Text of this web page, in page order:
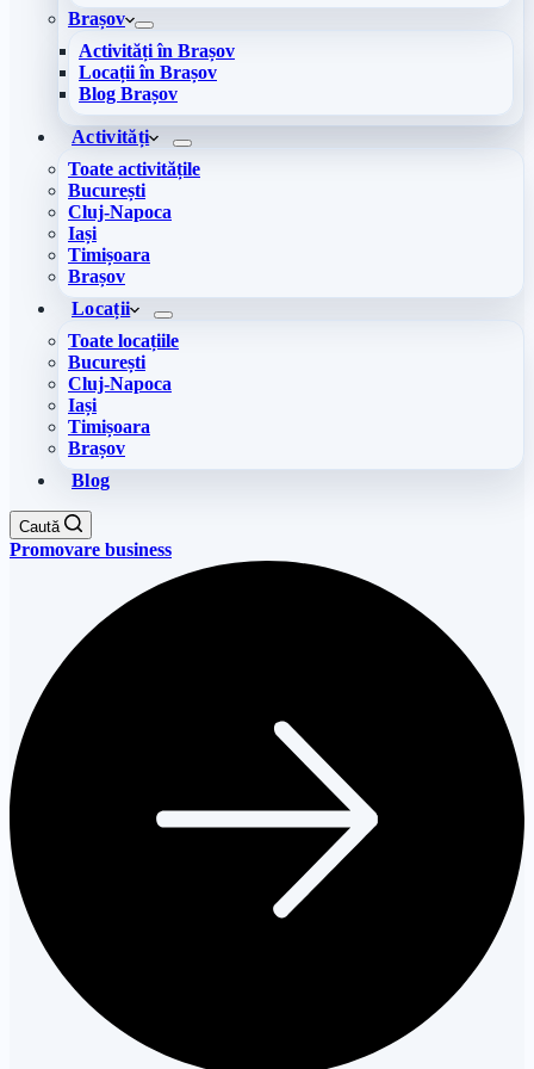
Brașov
Activități în Brașov
Locații în Brașov
Blog Brașov
Activități
Toate activitățile
București
Cluj-Napoca
Iași
Timișoara
Brașov
Locații
Toate locațiile
București
Cluj-Napoca
Iași
Timișoara
Brașov
Blog
Caută
Promovare business